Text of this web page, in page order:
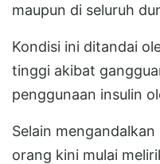
maupun di seluruh
Kondisi ini ditandai
tinggi akibat
penggunaan insulin
Selain
orang kini mulai